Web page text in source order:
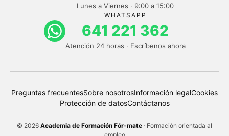
Lunes a Viernes · 9:00 a 15:00
WHATSAPP
641 221 362
Atención 24 horas · Escríbenos ahora
Preguntas frecuentesSobre nosotrosInformación legalCookies
Protección de datosContáctanos
© 2026 Academia de Formación Fór-mate · Formación orientada al